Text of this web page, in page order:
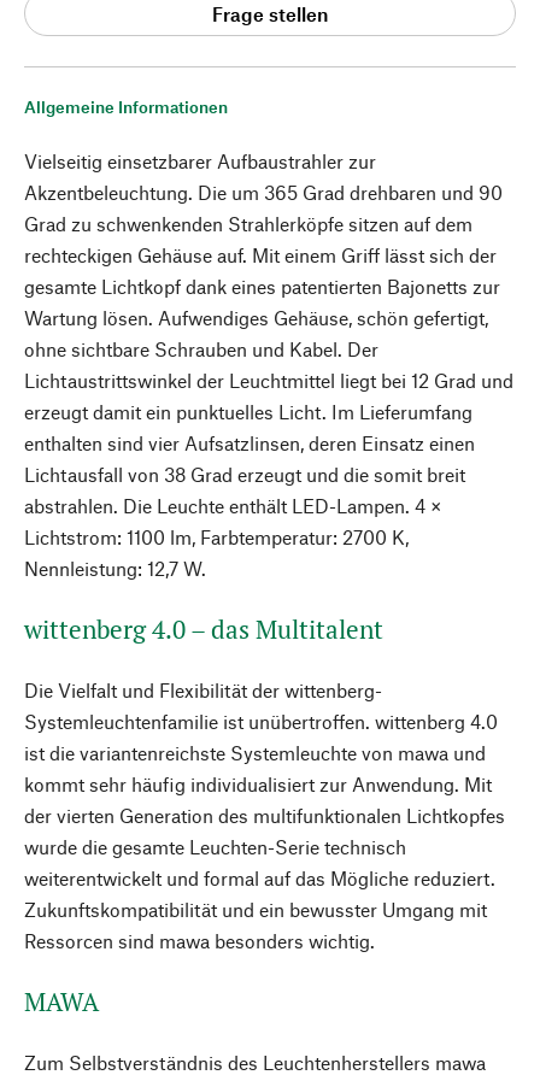
Allgemeine Informationen
Vielseitig einsetzbarer Aufbaustrahler zur
Akzentbeleuchtung. Die um 365 Grad drehbaren und 90
Grad zu schwenkenden Strahlerköpfe sitzen auf dem
rechteckigen Gehäuse auf. Mit einem Griff lässt sich der
gesamte Lichtkopf dank eines patentierten Bajonetts zur
Wartung lösen. Aufwendiges Gehäuse, schön gefertigt,
ohne sichtbare Schrauben und Kabel. Der
Lichtaustrittswinkel der Leuchtmittel liegt bei 12 Grad und
erzeugt damit ein punktuelles Licht. Im Lieferumfang
enthalten sind vier Aufsatzlinsen, deren Einsatz einen
Lichtausfall von 38 Grad erzeugt und die somit breit
abstrahlen. Die Leuchte enthält LED-Lampen. 4 ×
Lichtstrom: 1100 lm, Farbtemperatur: 2700 K,
Nennleistung: 12,7 W.
wittenberg 4.0 – das Multitalent
Die Vielfalt und Flexibilität der wittenberg-
Systemleuchtenfamilie ist unübertroffen. wittenberg 4.0
ist die variantenreichste Systemleuchte von mawa und
kommt sehr häufig individualisiert zur Anwendung. Mit
der vierten Generation des multifunktionalen Lichtkopfes
wurde die gesamte Leuchten-Serie technisch
weiterentwickelt und formal auf das Mögliche reduziert.
Zukunftskompatibilität und ein bewusster Umgang mit
Ressorcen sind mawa besonders wichtig.
MAWA
Zum Selbstverständnis des Leuchtenherstellers mawa
Frage stellen